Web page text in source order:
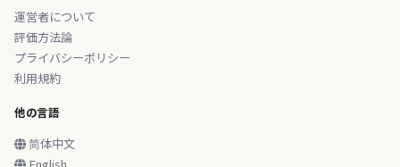
運営者について
評価方法論
プライバシーポリシー
利用規約
他の言語
简体中文